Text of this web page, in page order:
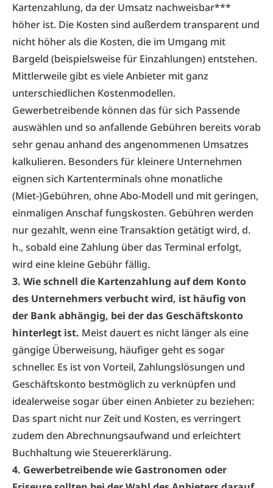
Kartenzahlung, da der Umsatz nachweisbar***
höher ist. Die Kosten sind außerdem transparent und
nicht höher als die Kosten, die im Umgang mit
Bargeld (beispielsweise für Einzahlungen) entstehen.
Mittlerweile gibt es viele Anbieter mit ganz
unterschiedlichen Kostenmodellen.
Gewerbetreibende können das für sich Passende
auswählen und so anfallende Gebühren bereits vorab
sehr genau anhand des angenommenen Umsatzes
kalkulieren. Besonders für kleinere Unternehmen
eignen sich Kartenterminals ohne monatliche
(Miet-)Gebühren, ohne Abo-Modell und mit geringen,
einmaligen Anschaf fungskosten. Gebühren werden
nur gezahlt, wenn eine Transaktion getätigt wird, d.
h., sobald eine Zahlung über das Terminal erfolgt,
wird eine kleine Gebühr fällig.
3. Wie schnell die Kartenzahlung auf dem Konto
des Unternehmers verbucht wird, ist häufig von
der Bank abhängig, bei der das Geschäftskonto
hinterlegt ist. Meist dauert es nicht länger als eine
gängige Überweisung, häufiger geht es sogar
schneller. Es ist von Vorteil, Zahlungslösungen und
Geschäftskonto bestmöglich zu verknüpfen und
idealerweise sogar über einen Anbieter zu beziehen:
Das spart nicht nur Zeit und Kosten, es verringert
zudem den Abrechnungsaufwand und erleichtert
Buchhaltung wie Steuererklärung.
4. Gewerbetreibende wie Gastronomen oder